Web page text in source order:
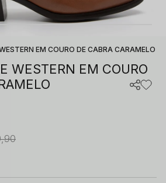
EM COURO DE CABRA CARAMELO
WESTERN EM COURO